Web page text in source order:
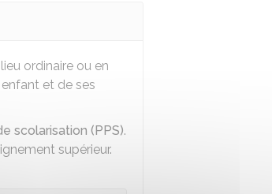
ordinaire ou en
et de ses
scolarisation (PPS).
supérieur.